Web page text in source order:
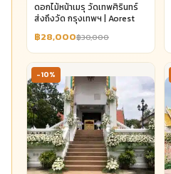
ดอกไม้หน้าเมรุ วัดเทพศิรินทร์
ส่งถึงวัด กรุงเทพฯ | Aorest
฿28,000฿30,000
-10%